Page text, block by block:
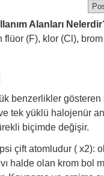
Alanları
(F), klor (Cl),
benzerlikler gösteren
tek yüklü halojenür
biçimde değişir.
çift atomludur ( x2):
halde olan krom bol